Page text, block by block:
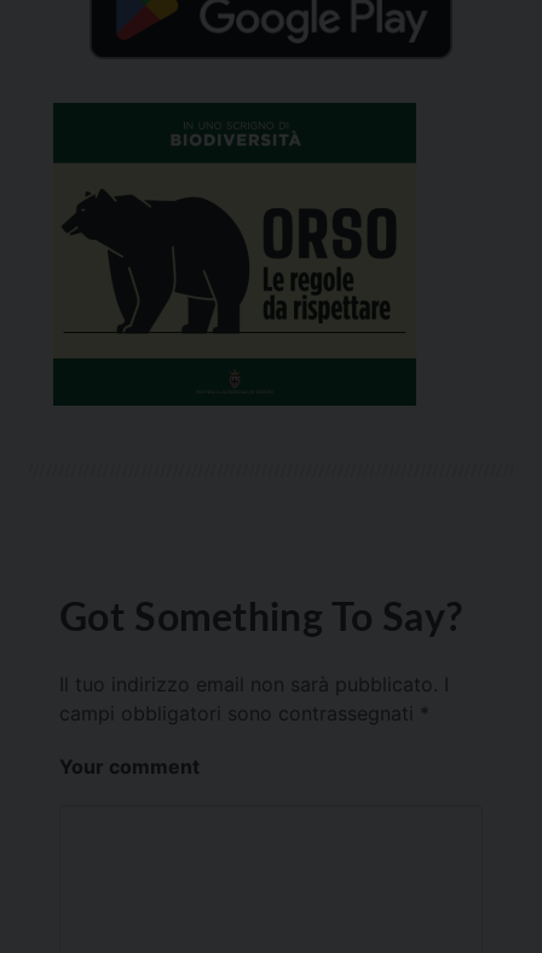
Got Something To Say?
Il tuo indirizzo email non sarà pubblicato.
campi obbligatori sono contrassegnati *
Your comment